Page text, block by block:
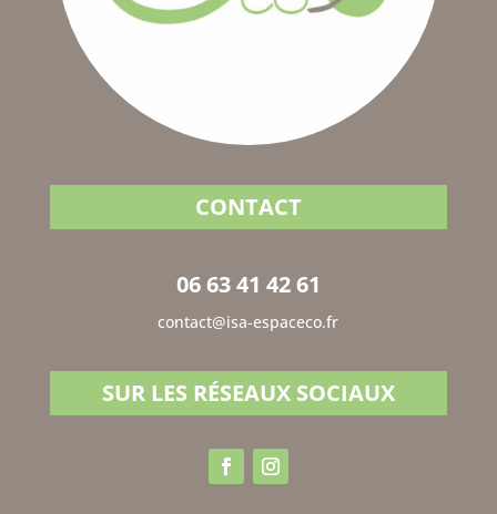
CONTACT
06 63 41 42 61
contact@isa-espaceco.fr
SUR LES RÉSEAUX SOCIAUX